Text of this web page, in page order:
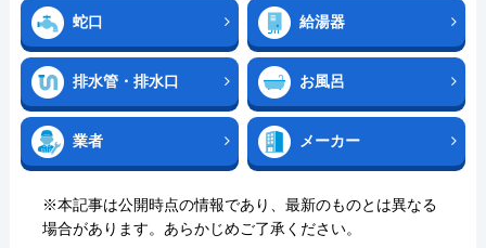
蛇口 給湯器
排水管・排水口 お風呂
業者 メーカー
※本記事は公開時点の情報であり、最新のものとは異なる
場合があります。あらかじめご了承ください。